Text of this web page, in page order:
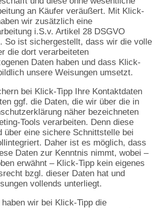
an Käufer veräußert. Mit Klick-
wir zusätzlich eine
i.S.v. Artikel 28 DSGVO
So ist sichergestellt, dass wir die volle
die dort verarbeiteten
Daten haben und dass Klick-
unsere Weisungen umsetzt.
bei Klick-Tipp Ihre Kontaktdaten
ggf. die Daten, die wir über die in
näher bezeichneten
Tools verarbeiten. Denn diese
über eine sichere Schnittstelle bei
Daher ist es möglich, dass
Daten zur Kenntnis nimmt, wobei –
erwähnt – Klick-Tipp kein eigenes
bzgl. dieser Daten hat und
vollends unterliegt.
wir bei Klick-Tipp die